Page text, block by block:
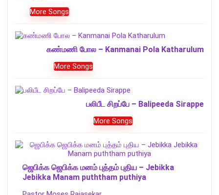
More Songs
கண்மணி போல – Kanmanai Pola Katharulum
More Songs
பலிபீட சிறப்பே – Balipeeda Sirappe
More Songs
ஜெபிக்க ஜெபிக்க மனம் புத்தம் புதிய – Jebikka
Jebikka Manam puththam puthiya